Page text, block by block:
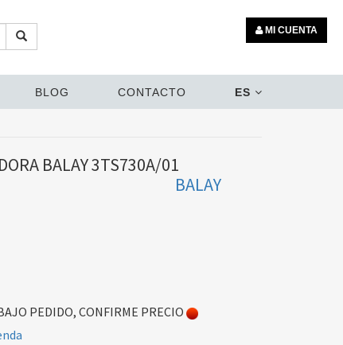
MI CUENTA
BLOG CONTACTO ES
BALAY 3TS730A/01
BALAY
PEDIDO, CONFIRME PRECIO